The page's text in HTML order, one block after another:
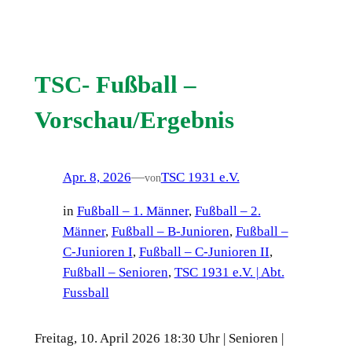
TSC- Fußball –
Vorschau/Ergebnis
Apr. 8, 2026—vonTSC 1931 e.V.
in Fußball – 1. Männer, Fußball – 2.
Männer, Fußball – B-Junioren, Fußball –
C-Junioren I, Fußball – C-Junioren II
Fußball – Senioren, TSC 1931 e.V. | Abt.
Fussball
Freitag, 10. April 2026 18:30 Uhr | Senioren |